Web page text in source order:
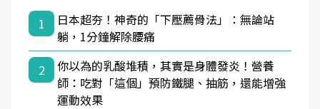
1
日本超夯！神奇的「下壓薦骨法」：無論站
躺，1分鐘解除腰痛
2
你以為的乳酸堆積，其實是身體發炎！營養
師：吃對「這個」預防鐵腿、抽筋，還能增強
運動效果